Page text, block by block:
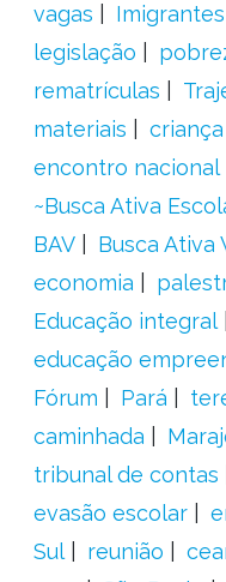
vagas
Imigrantes
legislação
rematrículas
materiais
criança
encontro nacional
~Busca Ativa
BAV
Busca Ativa
economia
Educação integral
educação
Fórum
Pará
caminhada
tribunal de contas
evasão escolar
Sul
reunião